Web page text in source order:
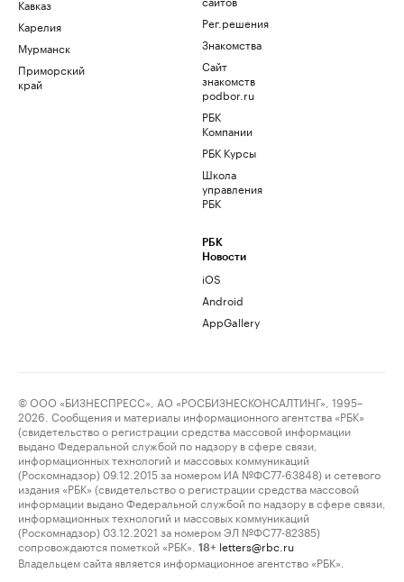
Кавказ
Карелия
Мурманск
Приморский
край
Рег.решения
Знакомства
Сайт
знакомств
podbor.ru
РБК
Компании
РБК Курсы
Школа
управления
РБК
РБК
Новости
iOS
Android
AppGallery
© ООО «БИЗНЕСПРЕСС», АО «РОСБИЗНЕСКОНСАЛТИНГ», 1995–
2026. Сообщения и материалы информационного агентства «РБК»
(свидетельство о регистрации средства массовой информации
выдано Федеральной службой по надзору в сфере связи,
информационных технологий и массовых коммуникаций
(Роскомнадзор) 09.12.2015 за номером ИА №ФС77-63848) и сетевого
издания «РБК» (свидетельство о регистрации средства массовой
информации выдано Федеральной службой по надзору в сфере связи,
информационных технологий и массовых коммуникаций
(Роскомнадзор) 03.12.2021 за номером ЭЛ №ФС77-82385)
сопровождаются пометкой «РБК».
18+ letters@rbc.ru
Владельцем сайта является информационное агентство «РБК».